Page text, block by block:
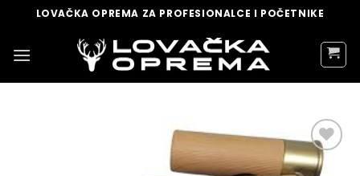
content
LOVAČKA OPREMA ZA PROFESIONALCE I POČETNIKE